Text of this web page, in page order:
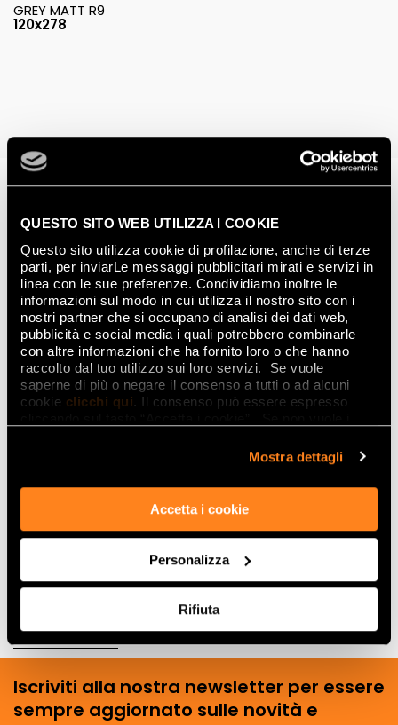
QUESTO SITO WEB UTILIZZA I COOKIE
Questo sito utilizza cookie di profilazione, anche di terze
parti, per inviarLe messaggi pubblicitari mirati e servizi in
linea con le sue preferenze. Condividiamo inoltre le
informazioni sul modo in cui utilizza il nostro sito con i
nostri partner che si occupano di analisi dei dati web,
pubblicità e social media i quali potrebbero combinarle
con altre informazioni che ha fornito loro o che hanno
raccolto dal tuo utilizzo sui loro servizi. Se vuole
saperne di più o negare il consenso a tutti o ad alcuni
cookie clicchi qui. Il consenso può essere espresso
Mostra dettagli
Accetta i cookie
Personalizza
Rifiuta
GREY MATT R9
120x278
Progetti realizzati
Iscriviti alla nostra newsletter per essere
sempre aggiornato sulle novità e